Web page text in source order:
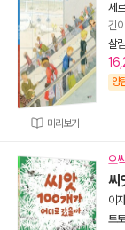
미리보기
세
긴
살
양
오
씨
이
토